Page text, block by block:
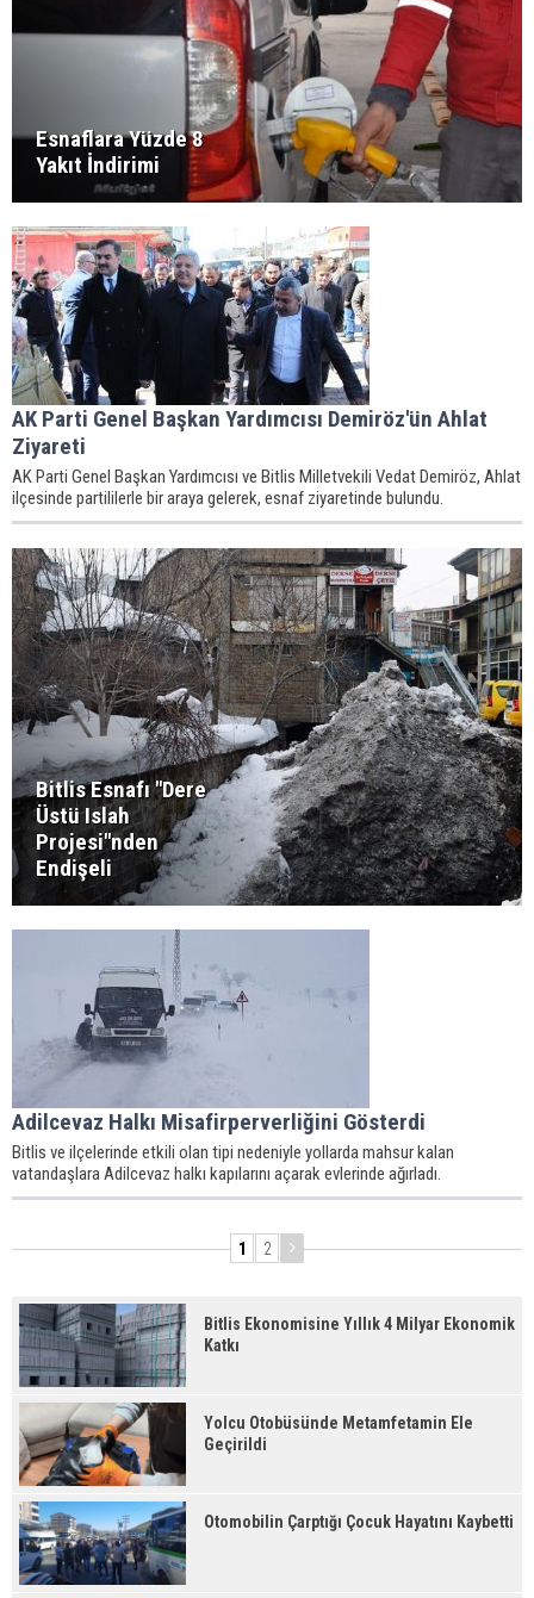
Esnaflara Yüzde 8
Yakıt İndirimi
AK Parti Genel Başkan Yardımcısı Demiröz'ün Ahlat
Ziyareti
AK Parti Genel Başkan Yardımcısı ve Bitlis Milletvekili Vedat Demiröz, Ahlat
ilçesinde partililerle bir araya gelerek, esnaf ziyaretinde bulundu.
Bitlis Esnafı "Dere
Üstü Islah
Projesi"nden
Endişeli
Adilcevaz Halkı Misafirperverliğini Gösterdi
Bitlis ve ilçelerinde etkili olan tipi nedeniyle yollarda mahsur kalan
vatandaşlara Adilcevaz halkı kapılarını açarak evlerinde ağırladı.
1 2
Bitlis Ekonomisine Yıllık 4 Milyar Ekonomik
Katkı
Yolcu Otobüsünde Metamfetamin Ele
Geçirildi
Otomobilin Çarptığı Çocuk Hayatını Kaybetti